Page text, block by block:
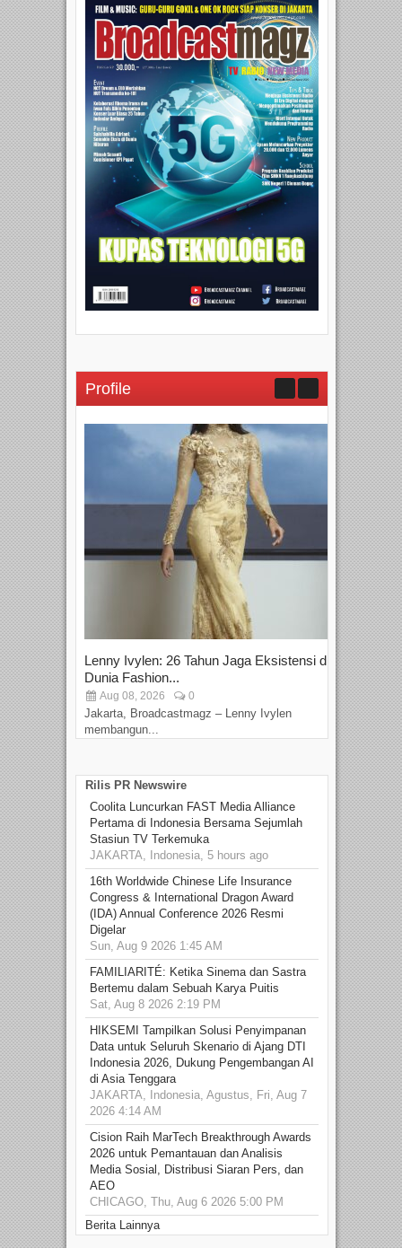
Profile
Lenny Ivylen: 26 Tahun Jaga Eksistensi di
Dunia Fashion...
Aug 08, 2026 0
Jakarta, Broadcastmagz – Lenny Ivylen
membangun...
Rilis PR Newswire
Coolita Luncurkan FAST Media Alliance
Pertama di Indonesia Bersama Sejumlah
Stasiun TV Terkemuka
JAKARTA, Indonesia, 5 hours ago
16th Worldwide Chinese Life Insurance
Congress & International Dragon Award
(IDA) Annual Conference 2026 Resmi
Digelar
Sun, Aug 9 2026 1:45 AM
FAMILIARITÉ: Ketika Sinema dan Sastra
Bertemu dalam Sebuah Karya Puitis
Sat, Aug 8 2026 2:19 PM
HIKSEMI Tampilkan Solusi Penyimpanan
Data untuk Seluruh Skenario di Ajang DTI
Indonesia 2026, Dukung Pengembangan AI
di Asia Tenggara
JAKARTA, Indonesia, Agustus, Fri, Aug 7
2026 4:14 AM
Cision Raih MarTech Breakthrough Awards
2026 untuk Pemantauan dan Analisis
Media Sosial, Distribusi Siaran Pers, dan
AEO
CHICAGO, Thu, Aug 6 2026 5:00 PM
Berita Lainnya